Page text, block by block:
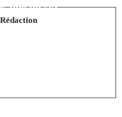
que du ski
Rédaction